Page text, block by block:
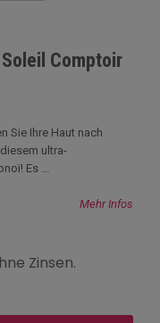
Comptoir
Sie Ihre Haut nach
ultra-
Es ...
Mehr Infos